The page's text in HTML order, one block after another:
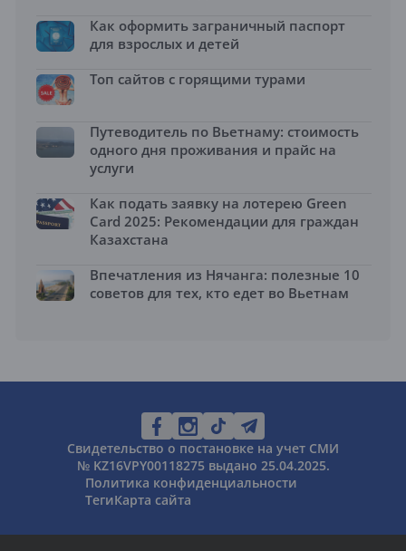
Как оформить заграничный паспорт
для взрослых и детей
Топ сайтов с горящими турами
Путеводитель по Вьетнаму: стоимость
одного дня проживания и прайс на
услуги
Как подать заявку на лотерею Green
Card 2025: Рекомендации для граждан
Казахстана
Впечатления из Нячанга: полезные 10
советов для тех, кто едет во Вьетнам
Свидетельство о постановке на учет СМИ
№ KZ16VPY00118275 выдано 25.04.2025.
Политика конфиденциальности
ТегиКарта сайта